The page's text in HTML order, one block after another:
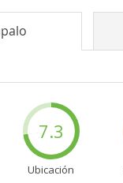
7.3
Ubicación